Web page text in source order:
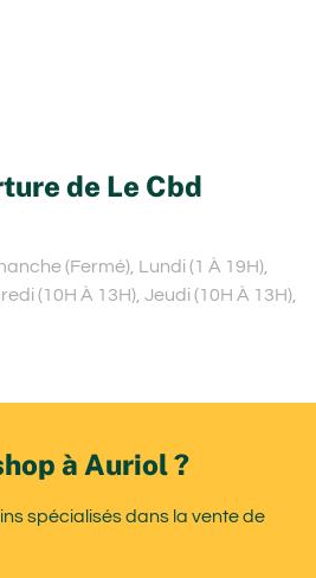
de Le Cbd
(Fermé), Lundi (1 À 19H),
(10H À 13H), Jeudi (10H À 13H),
à Auriol ?
spécialisés dans la vente de